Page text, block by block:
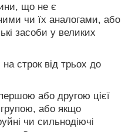
що не є
чи їх аналогами, або
засоби у великих
строк від трьох до
або другою цієї
групою, або якщо
чи сильнодіючі